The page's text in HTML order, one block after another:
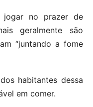
jogar no prazer de
geralmente são
“juntando a fome
habitantes dessa
em comer.